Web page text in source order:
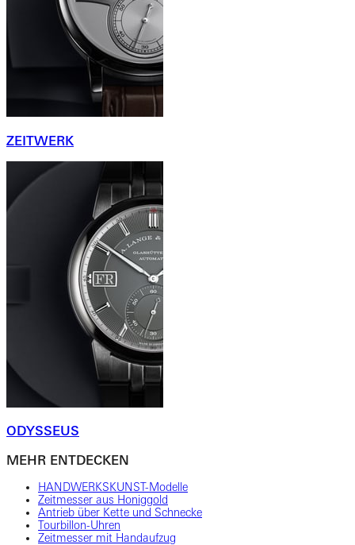
ZEITWERK
ODYSSEUS
MEHR ENTDECKEN
HANDWERKSKUNST-Modelle
Zeitmesser aus Honiggold
Antrieb über Kette und Schnecke
Tourbillon-Uhren
Zeitmesser mit Handaufzug